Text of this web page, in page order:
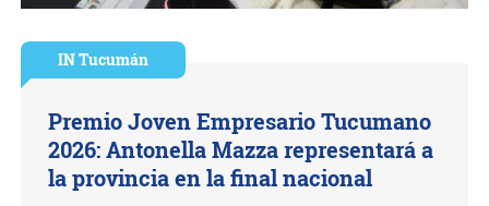
IN Tucumán
Premio Joven Empresario Tucumano
2026: Antonella Mazza representará a
la provincia en la final nacional